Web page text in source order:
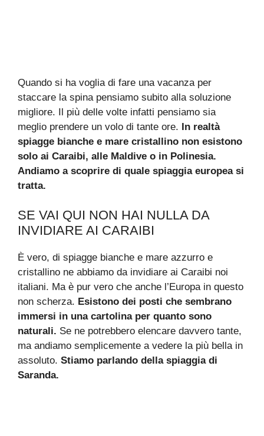
Quando si ha voglia di fare una vacanza per
staccare la spina pensiamo subito alla soluzione
migliore. Il più delle volte infatti pensiamo sia
meglio prendere un volo di tante ore. In realtà
spiagge bianche e mare cristallino non esistono
solo ai Caraibi, alle Maldive o in Polinesia.
Andiamo a scoprire di quale spiaggia europea si
tratta.
SE VAI QUI NON HAI NULLA DA
INVIDIARE AI CARAIBI
È vero, di spiagge bianche e mare azzurro e
cristallino ne abbiamo da invidiare ai Caraibi noi
italiani. Ma è pur vero che anche l’Europa in questo
non scherza. Esistono dei posti che sembrano
immersi in una cartolina per quanto sono
naturali. Se ne potrebbero elencare davvero tante,
ma andiamo semplicemente a vedere la più bella in
assoluto. Stiamo parlando della spiaggia di
Saranda.